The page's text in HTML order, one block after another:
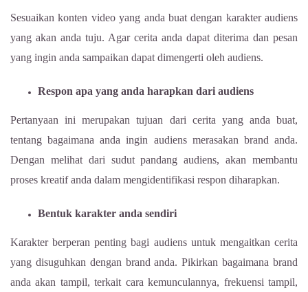
Sesuaikan konten video yang anda buat dengan karakter audiens
yang akan anda tuju. Agar cerita anda dapat diterima dan pesan
yang ingin anda sampaikan dapat dimengerti oleh audiens.
Respon apa yang anda harapkan dari audiens
Pertanyaan ini merupakan tujuan dari cerita yang anda buat,
tentang bagaimana anda ingin audiens merasakan brand anda.
Dengan melihat dari sudut pandang audiens, akan membantu
proses kreatif anda dalam mengidentifikasi respon diharapkan.
Bentuk karakter anda sendiri
Karakter berperan penting bagi audiens untuk mengaitkan cerita
yang disuguhkan dengan brand anda. Pikirkan bagaimana brand
anda akan tampil, terkait cara kemunculannya, frekuensi tampil,